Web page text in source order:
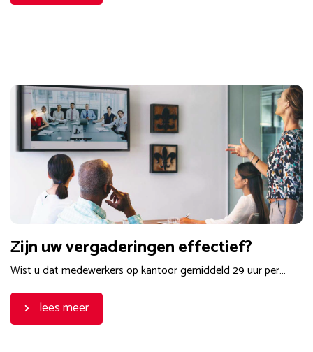
Zijn uw vergaderingen effectief?
Wist u dat medewerkers op kantoor gemiddeld 29 uur per…
lees meer